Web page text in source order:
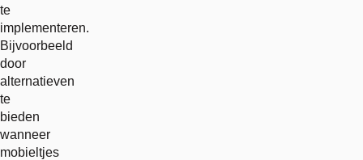
te
implementeren.
Bijvoorbeeld
door
alternatieven
te
bieden
wanneer
mobieltjes